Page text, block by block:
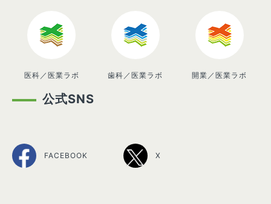
医科／医業ラボ 歯科／医業ラボ 開業／医業ラボ
公式SNS
FACEBOOK X